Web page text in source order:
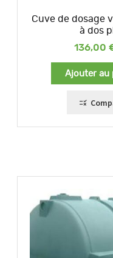
Cuve de dosage
à dos
136,00
Ajouter au